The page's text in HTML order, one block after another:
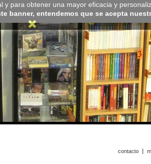
para obtener una mayor eficacia y
banner, entendemos que se acepta
contacto